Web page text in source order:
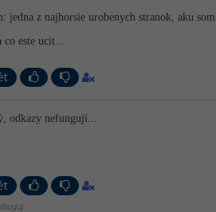
jedna z najhorsie urobenych stranok, aku
co este ucit...
odkazy nefungují...